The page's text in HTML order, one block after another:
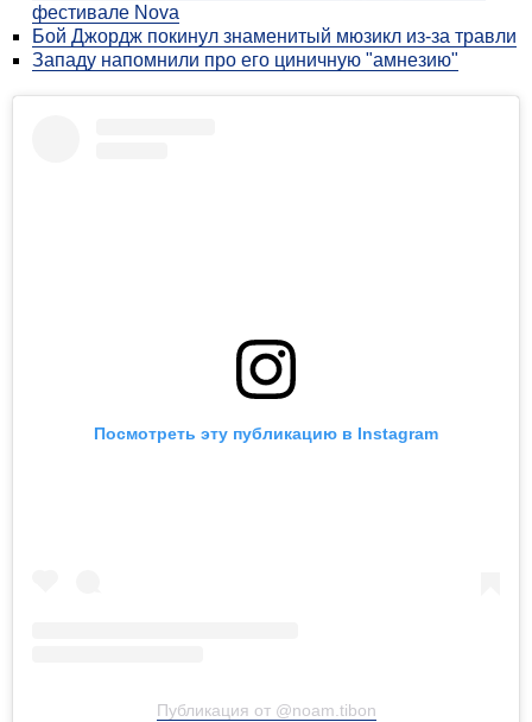
фестивале Nova
Бой Джордж покинул знаменитый мюзикл из-за травли
Западу напомнили про его циничную "амнезию"
Посмотреть эту публикацию в Instagram
Публикация от @noam.tibon